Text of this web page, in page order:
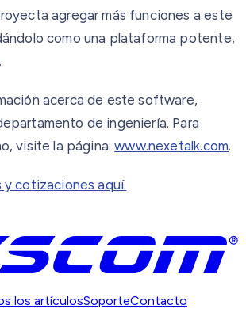
agregar más funciones a este
como una plataforma potente,
acerca de este software,
de ingeniería. Para
visite la página:www.nexetalk.com.
cotizaciones aquí.
los artículosSoporteContacto